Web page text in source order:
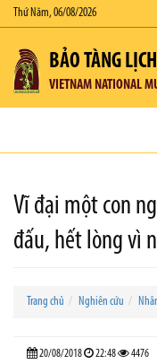
Thứ Năm, 06/08/2026
BẢO TÀNG
VIETNAM NATIONAL
Vĩ đại một con
đấu, hết lòng vì
Trang chủ Nghiên cứu
20/08/2018 22:48 4476